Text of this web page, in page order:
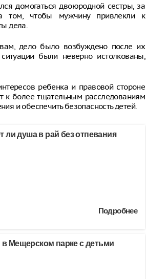
домогаться двоюродной сестры, за
том, чтобы мужчину привлекли к
дела.
дело было возбуждено после их
были неверно истолкованы,
ребенка и правовой стороне
к более тщательным расследованиям
и обеспечить безопасность детей.
ли душа в рай без отпевания
Подробнее
Мещерском парке с детьми